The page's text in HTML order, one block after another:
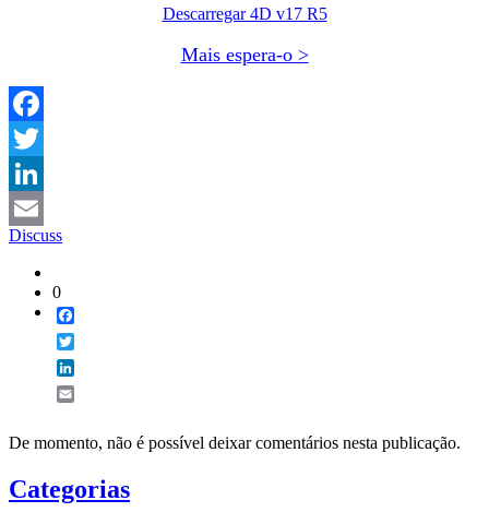
Descarregar 4D v17 R5
Mais espera-o >
Facebook
Twitter
LinkedIn
Email
Discuss
0
De momento, não é possível deixar comentários nesta publicação.
Categorias